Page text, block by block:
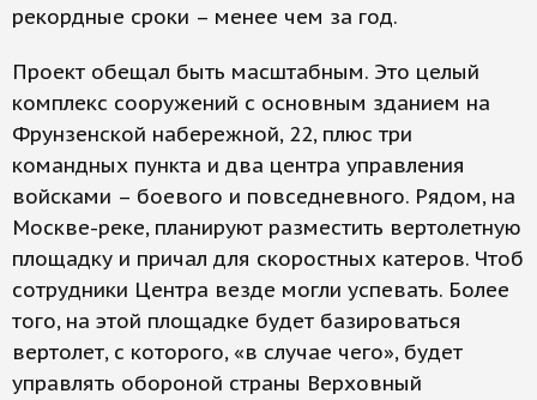
рекордные сроки – менее чем за год.
Проект обещал быть масштабным. Это целый
комплекс сооружений с основным зданием на
Фрунзенской набережной, 22, плюс три
командных пункта и два центра управления
войсками – боевого и повседневного. Рядом, на
Москве-реке, планируют разместить вертолетную
площадку и причал для скоростных катеров. Чтоб
сотрудники Центра везде могли успевать. Более
того, на этой площадке будет базироваться
вертолет, с которого, «в случае чего», будет
управлять обороной страны Верховный